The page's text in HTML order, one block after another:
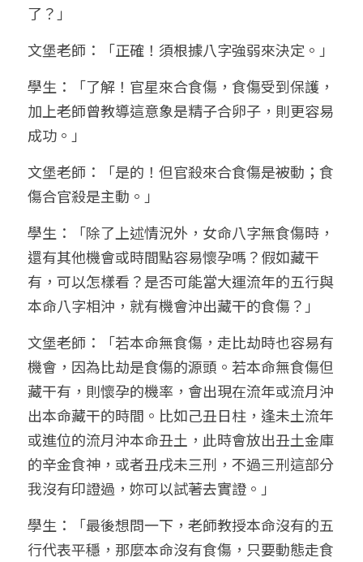
了？」
文堡老師：「正確！須根據八字強弱來決定。」
學生：「了解！官星來合食傷，食傷受到保護，
加上老師曾教導這意象是精子合卵子，則更容易
成功。」
文堡老師：「是的！但官殺來合食傷是被動；食
傷合官殺是主動。」
學生：「除了上述情況外，女命八字無食傷時，
還有其他機會或時間點容易懷孕嗎？假如藏干
有，可以怎樣看？是否可能當大運流年的五行與
本命八字相沖，就有機會沖出藏干的食傷？」
文堡老師：「若本命無食傷，走比劫時也容易有
機會，因為比劫是食傷的源頭。若本命無食傷但
藏干有，則懷孕的機率，會出現在流年或流月沖
出本命藏干的時間。比如己丑日柱，逢未土流年
或進位的流月沖本命丑土，此時會放出丑土金庫
的辛金食神，或者丑戌未三刑，不過三刑這部分
我沒有印證過，妳可以試著去實證。」
學生：「最後想問一下，老師教授本命沒有的五
行代表平穩，那麼本命沒有食傷，只要動態走食